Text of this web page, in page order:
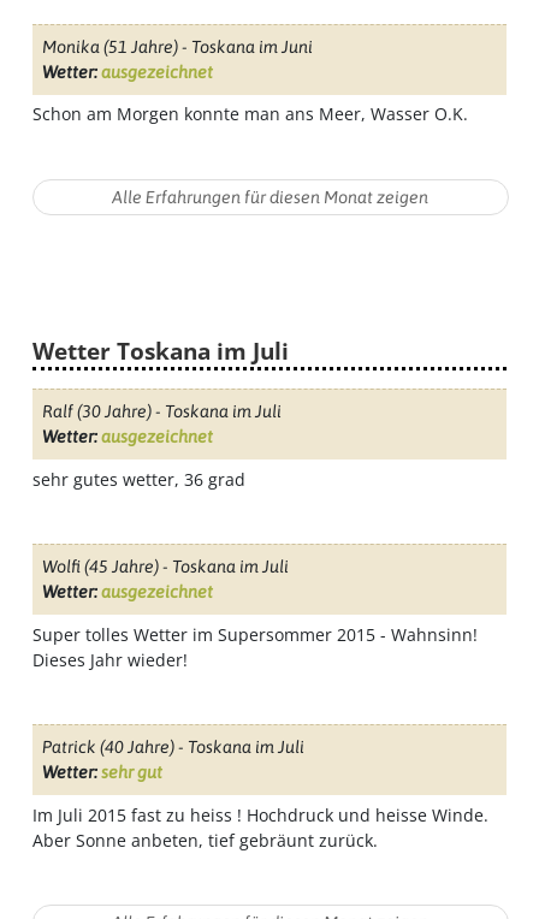
Monika (51 Jahre) - Toskana im Juni
Wetter:ausgezeichnet
Schon am Morgen konnte man ans Meer, Wasser O.K.
Wetter Toskana im Juli
Ralf(30 Jahre) - Toskana im Juli
Wetter:ausgezeichnet
sehr gutes wetter, 36 grad
Wolfi(45 Jahre) - Toskana im Juli
Wetter:ausgezeichnet
Super tolles Wetter im Supersommer 2015 - Wahnsinn!
Dieses Jahr wieder!
Patrick (40 Jahre) - Toskana im Juli
Wetter:sehr gut
Im Juli 2015 fast zu heiss ! Hochdruck und heisse Winde.
Aber Sonne anbeten, tief gebräunt zurück.